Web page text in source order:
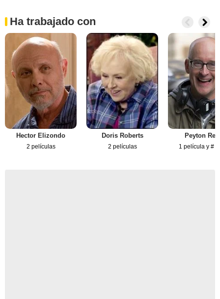
Ha trabajado con
Hector Elizondo
2 películas
Doris Roberts
2 películas
Peyton
1 película y #